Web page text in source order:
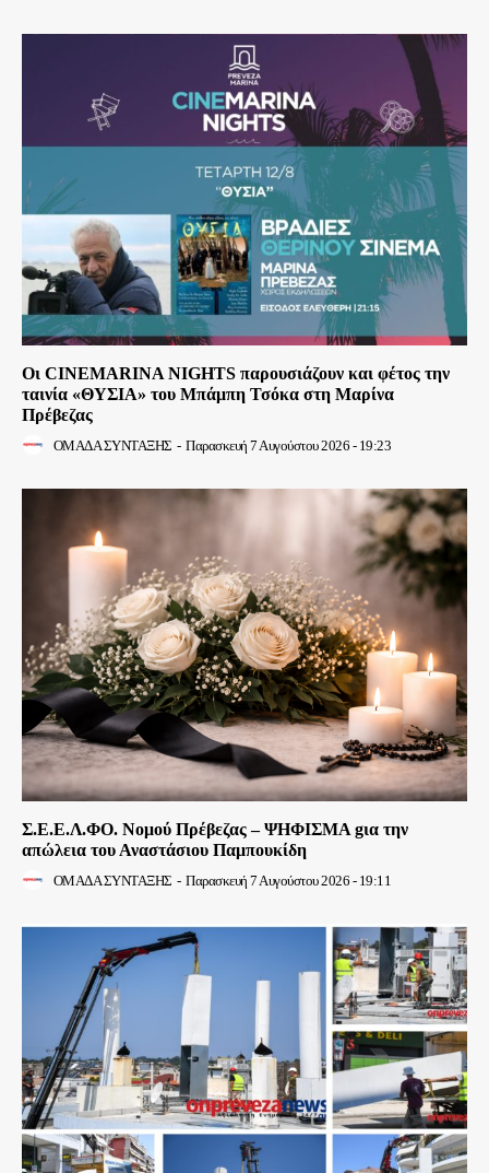
Οι CINEMARINA NIGHTS παρουσιάζουν και φέτος την
ταινία «ΘΥΣΙΑ» του Μπάμπη Τσόκα στη Μαρίνα
Πρέβεζας
ΟΜΑΔΑ ΣΥΝΤΑΞΗΣ - Παρασκευή 7 Αυγούστου 2026 - 19:23
Σ.Ε.Ε.Λ.ΦΟ. Νομού Πρέβεζας – ΨΗΦΙΣΜΑ gια την
απώλεια του Αναστάσιου Παμπουκίδη
ΟΜΑΔΑ ΣΥΝΤΑΞΗΣ - Παρασκευή 7 Αυγούστου 2026 - 19:11